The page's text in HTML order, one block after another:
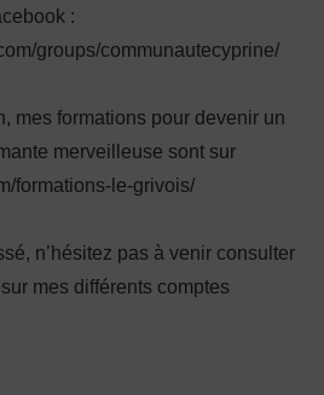
:
groups/communautecyprine/
mes formations pour devenir un
merveilleuse sont sur
formations-le-grivois/
n’hésitez pas à venir consulter
mes différents comptes